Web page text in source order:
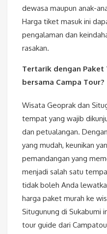
dewasa maupun anak-
Harga tiket masuk ini
pengalaman dan
rasakan.
Tertarik dengan Paket
bersama Campa Tour?
Wisata Geoprak dan
tempat yang wajib
dan petualangan.
yang mudah, keunikan
pemandangan yang
menjadi salah satu
tidak boleh Anda
harga paket murah ke
Situgunung di Sukabumi
tour guide dari